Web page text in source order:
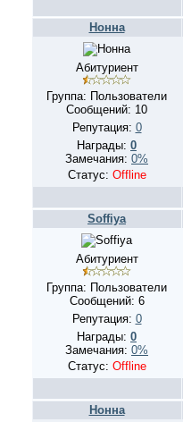
Нонна
Абитуриент
Группа: Пользователи
Сообщений: 10
Репутация: 0
Награды: 0
Замечания: 0%
Статус: Offline
Soffiya
Абитуриент
Группа: Пользователи
Сообщений: 6
Репутация: 0
Награды: 0
Замечания: 0%
Статус: Offline
Нонна